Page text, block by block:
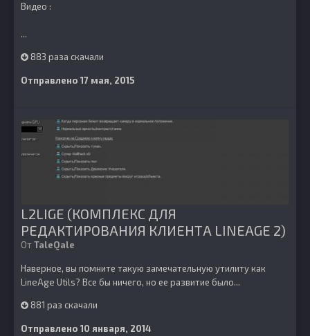
Видео :
...
883 раза скачали
Отправлено17 мая, 2015
L2LIGE (КОМПЛЕКС ДЛЯ
РЕДАКТИРОВАНИЯ КЛИЕНТА LINEAGE 2)
ОтTaleQale
Наверное, вы помните такую замечательную утилиту как
LineAge Utils? Все бы ничего, но ее развитие было...
881 раз скачали
Отправлено10 января, 2014